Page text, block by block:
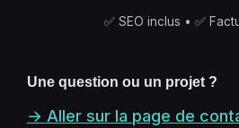
✅ SEO inclus • ✅
Une question ou un projet ?
→ Aller sur la page de